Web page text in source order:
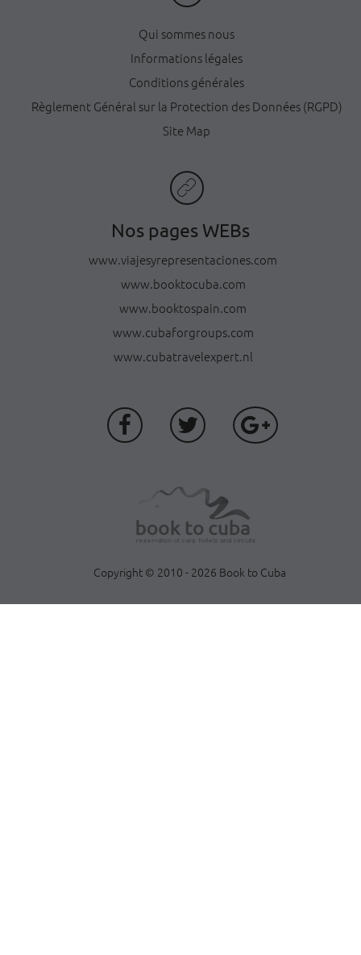
Qui sommes nous
Informations légales
Conditions générales
Règlement Général sur la Protection des Données (RGPD)
Site Map
Nos pages WEBs
www.viajesyrepresentaciones.com
www.booktocuba.com
www.booktospain.com
www.cubaforgroups.com
www.cubatravelexpert.nl
Copyright © 2010 - 2026 Book to Cuba